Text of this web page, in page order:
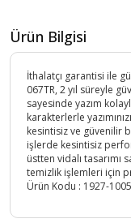
Ürün Bilgisi
İthalatçı garantisi ile
067TR, 2 yıl süreyle
sayesinde yazım
karakterlerle
kesintisiz ve güvenilir
işlerde kesintisiz
üstten vidalı tasarımı
temizlik işlemleri için
Ürün Kodu : 1927-